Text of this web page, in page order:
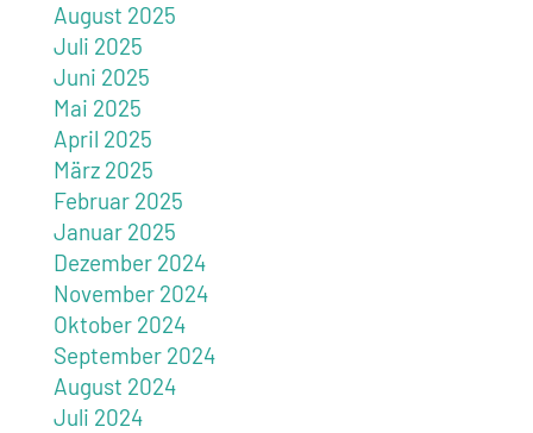
August 2025
Juli 2025
Juni 2025
Mai 2025
April 2025
März 2025
Februar 2025
Januar 2025
Dezember 2024
November 2024
Oktober 2024
September 2024
August 2024
Juli 2024